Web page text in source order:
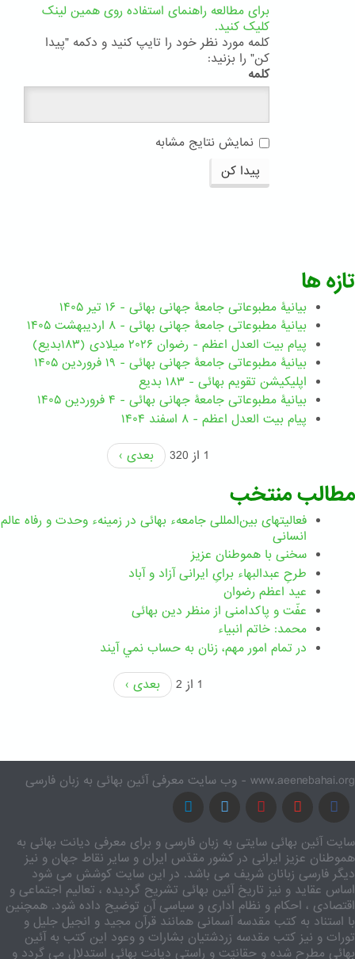
برای مطالعه راهنمای استفاده روی همین لینک
کلیک کنید.
کلمه مورد نظر خود را تایپ کنید و دکمه "پیدا
کن" را بزنید:
کلمه
نمایش نتایج مشابه
پیدا کن
تازه ها
بیانیۀ مطبوعاتی جامعۀ جهانی بهائی - ۱۶ تیر ۱۴۰۵
بیانیۀ مطبوعاتی جامعۀ جهانی بهائی - ۸ اردیبهشت ۱۴۰۵
پیام بیت العدل اعظم - رضوان ۲۰۲۶ میلادی (۱۸۳بدیع)
بیانیۀ مطبوعاتی جامعۀ جهانی بهائی - ۱۹ فروردین ۱۴۰۵
اپلیکیشن تقویم بهائی - ۱۸۳ بدیع
بیانیۀ مطبوعاتی جامعۀ جهانی بهائی - ۴ فروردین ۱۴۰۵
پیام بیت العدل اعظم - ۸ اسفند ۱۴۰۴
1 از 320
بعدی ›
مطالب منتخب
فعالیتهای بین‌المللی جامعهء بهائی در زمینهء وحدت و رفاه عالم
انسانی
سخنی با هموطنان عزیز
طرحِ عبدالبهاء برایِ ایرانی آزاد و آباد
عید اعظم رضوان
عفّت و پاکدامنی از منظر دین بهائی
محمد: خاتم انبیاء
در تمام امور مهم،‌ زنان به حساب نمي آيند
1 از 2
بعدی ›
www.aeenebahai.org - وب سایت معرفی آئین بهائی به زبان فارسی
سایت آئین بهائی سایتی به زبان فارسی و برای معرفی دیانت بهائی به
هموطنان عزیز ایرانی در کشور مقدّس ایران و سایر نقاط جهان و نیز
دیگر فارسی زبانان شریف می باشد. در این سایت کوشش می شود
اساس عقاید و نیز تاریخ آئین بهائی تشریح گردیده ، تعالیم اجتماعی و
اقتصادی ، احکام و نظام اداری و سیاسی آن توضیح داده شود. همچنین
با استناد به کتب مقدسه آسمانی همانند قرآن مجید و انجیل جلیل و
تورات و نیز کتب مقدسه زردشتیان بشارات و وعود این کتب به آئین
بهائی مطرح شده و حقانیّت و راستی دیانت بهائی استدلال می گردد و